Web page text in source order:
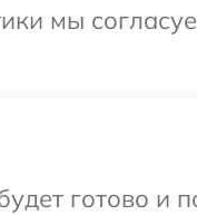
мы
готово